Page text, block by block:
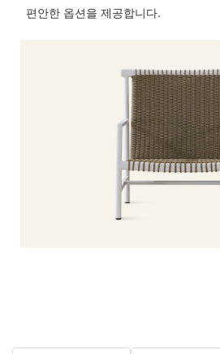
편안한 옵션을 제공합니다.